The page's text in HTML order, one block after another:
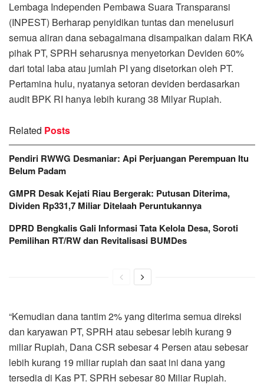
Lembaga Independen Pembawa Suara Transparansi
(INPEST) Berharap penyidikan tuntas dan menelusuri
semua aliran dana sebagaimana disampaikan dalam RKA
pihak PT, SPRH seharusnya menyetorkan Deviden 60%
dari total laba atau jumlah PI yang disetorkan oleh PT.
Pertamina hulu, nyatanya setoran deviden berdasarkan
audit BPK RI hanya lebih kurang 38 Milyar Rupiah.
Related Posts
Pendiri RWWG Desmaniar: Api Perjuangan Perempuan Itu
Belum Padam
GMPR Desak Kejati Riau Bergerak: Putusan Diterima,
Dividen Rp331,7 Miliar Ditelaah Peruntukannya
DPRD Bengkalis Gali Informasi Tata Kelola Desa, Soroti
Pemilihan RT/RW dan Revitalisasi BUMDes
“Kemudian dana tantim 2% yang diterima semua direksi
dan karyawan PT, SPRH atau sebesar lebih kurang 9
miliar Rupiah, Dana CSR sebesar 4 Persen atau sebesar
lebih kurang 19 miliar rupiah dan saat ini dana yang
tersedia di Kas PT. SPRH sebesar 80 Miliar Rupiah.